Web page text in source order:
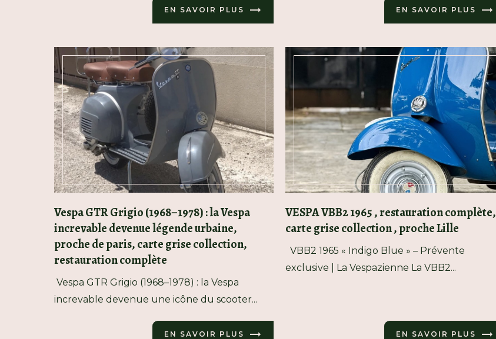
EN SAVOIR PLUS EN SAVOIR PLUS
Vespa GTR Grigio (1968–1978) : la Vespa
increvable devenue légende urbaine,
proche de paris, carte grise collection,
restauration complète
Vespa GTR Grigio (1968–1978) : la Vespa
increvable devenue une icône du scooter...
EN SAVOIR PLUS
VESPA VBB2 1965 , restauration complète,
carte grise collection , proche Lille
VBB2 1965 « Indigo Blue » – Prévente
exclusive | La Vespazienne La VBB2...
EN SAVOIR PLUS